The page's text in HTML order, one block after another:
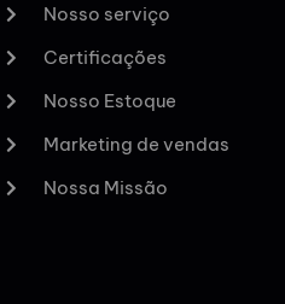
Nosso serviço
Certificações
Nosso Estoque
Marketing de vendas
Nossa Missão